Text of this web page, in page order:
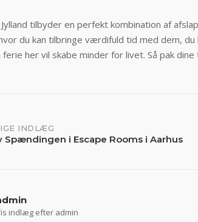
tilbyder en perfekt kombination af
du kan tilbringe værdifuld tid med dem,
her vil skabe minder for livet. Så pak
INDLÆG
Spændingen i Escape Rooms i Aarhus
indlæg efter admin